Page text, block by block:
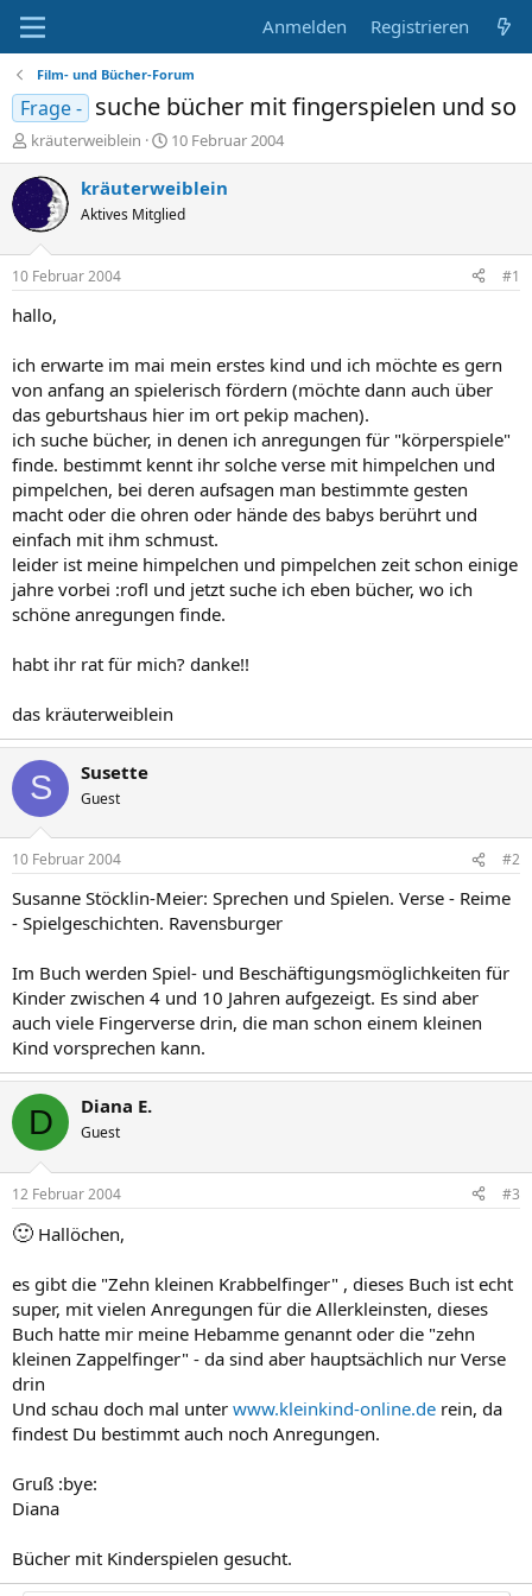
Anmelden Registrieren
Film- und Bücher-Forum
Frage - suche bücher mit fingerspielen und so
E
r
s
t
e
e
r
kräuterweiblein
E
r
s
e
t
10 Februar 2004
kräuterweiblein
Aktives Mitglied
10 Februar 2004 #1
hallo,
ich erwarte im mai mein erstes kind und ich möchte es gern
von anfang an spielerisch fördern (möchte dann auch über
das geburtshaus hier im ort pekip machen).
ich suche bücher, in denen ich anregungen für "körperspiele"
finde. bestimmt kennt ihr solche verse mit himpelchen und
pimpelchen, bei deren aufsagen man bestimmte gesten
macht oder die ohren oder hände des babys berührt und
einfach mit ihm schmust.
leider ist meine himpelchen und pimpelchen zeit schon einige
jahre vorbei :rofl und jetzt suche ich eben bücher, wo ich
schöne anregungen finde.
habt ihr rat für mich? danke!!
das kräuterweiblein
S Susette
Guest
10 Februar 2004 #2
Susanne Stöcklin-Meier: Sprechen und Spielen. Verse - Reime
- Spielgeschichten. Ravensburger
Im Buch werden Spiel- und Beschäftigungsmöglichkeiten für
Kinder zwischen 4 und 10 Jahren aufgezeigt. Es sind aber
auch viele Fingerverse drin, die man schon einem kleinen
Kind vorsprechen kann.
D Diana E.
Guest
12 Februar 2004 #3
🙂 Hallöchen,
es gibt die "Zehn kleinen Krabbelfinger" , dieses Buch ist echt
super, mit vielen Anregungen für die Allerkleinsten, dieses
Buch hatte mir meine Hebamme genannt oder die "zehn
kleinen Zappelfinger" - da sind aber hauptsächlich nur Verse
drin
Und schau doch mal unter www.kleinkind-online.de rein, da
findest Du bestimmt auch noch Anregungen.
Gruß :bye:
Diana
Bücher mit Kinderspielen gesucht.